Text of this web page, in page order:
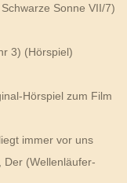
Sonne VII/7)
3) (Hörspiel)
Hörspiel zum Film
immer vor uns
Der (Wellenläufer-